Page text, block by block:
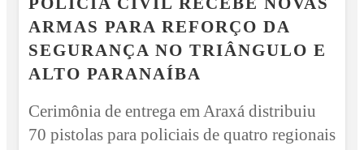
ARMAS PARA REFORÇO DA
SEGURANÇA NO TRIÂNGULO E
ALTO PARANAÍBA
Cerimônia de entrega em Araxá distribuiu
70 pistolas para policiais de quatro regionais